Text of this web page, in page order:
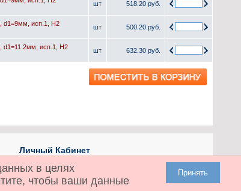
шт 518.20 руб.
d1=9мм, исп.1, H2
шт 500.20 руб.
d1=11.2мм, исп.1, H2
шт 632.30 руб.
Личный Кабинет
Личный Кабинет
История заказов
Закладки
в целях
чтобы ваши данные
Принять